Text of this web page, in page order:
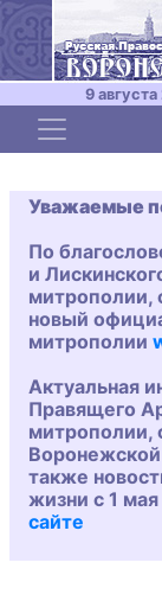
9
Toggle
Уважаемые
По
и
митрополии,
новый
митрополии
Актуальная
Правящего
митрополии,
также
жизни с 1
сайте